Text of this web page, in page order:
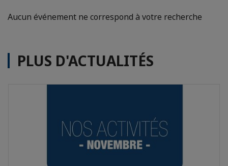
Aucun événement ne correspond à votre recherche
PLUS D'ACTUALITÉS